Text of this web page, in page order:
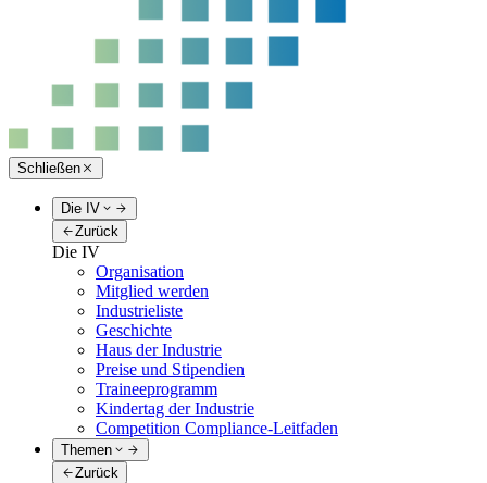
Schließen
Die IV
Zurück
Die IV
Organisation
Mitglied werden
Industrieliste
Geschichte
Haus der Industrie
Preise und Stipendien
Traineeprogramm
Kindertag der Industrie
Competition Compliance-Leitfaden
Themen
Zurück